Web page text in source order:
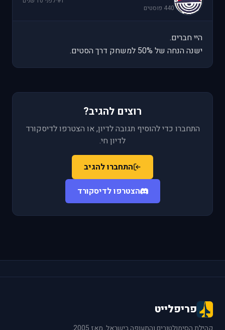
440 פוסטים
היי חברים.
ישנה הנחה של 50% למשחק דרך הסטים.
רוצים להגיב?
התחברו כדי להוסיף תגובה לדיון, או הצטרפו לדיסקורד
לדיון חי.
התחברו להגיב
הצטרפו לדיסקורד
פריפלייט